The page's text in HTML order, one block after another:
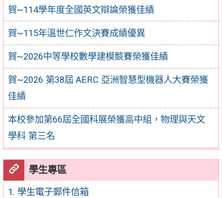
賀~114學年度全國英文辯論榮獲佳績
賀~115年溫世仁作文決賽成績優異
賀~2026中等學校數學建模競賽榮獲佳績
賀~2026 第38屆 AERC 亞洲智慧型機器人大賽榮獲
佳績
本校參加第66屆全國科展榮獲高中組，物理與天文
學科 第三名
學生專區
1. 學生電子郵件信箱